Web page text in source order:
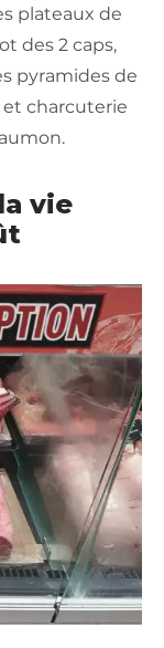
plateaux de
des 2 caps,
pyramides de
charcuterie
vie